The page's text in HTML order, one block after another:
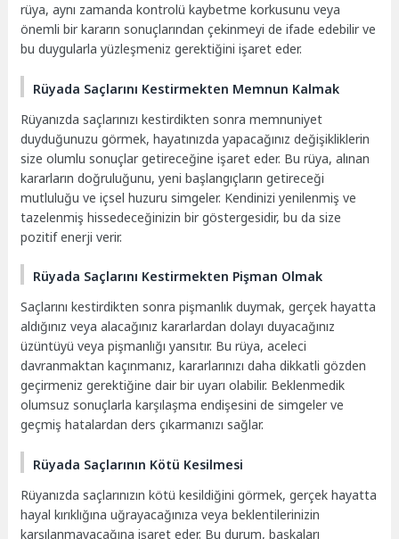
rüya, aynı zamanda kontrolü kaybetme korkusunu veya
önemli bir kararın sonuçlarından çekinmeyi de ifade edebilir ve
bu duygularla yüzleşmeniz gerektiğini işaret eder.
Rüyada Saçlarını Kestirmekten Memnun Kalmak
Rüyanızda saçlarınızı kestirdikten sonra memnuniyet
duyduğunuzu görmek, hayatınızda yapacağınız değişikliklerin
size olumlu sonuçlar getireceğine işaret eder. Bu rüya, alınan
kararların doğruluğunu, yeni başlangıçların getireceği
mutluluğu ve içsel huzuru simgeler. Kendinizi yenilenmiş ve
tazelenmiş hissedeceğinizin bir göstergesidir, bu da size
pozitif enerji verir.
Rüyada Saçlarını Kestirmekten Pişman Olmak
Saçlarını kestirdikten sonra pişmanlık duymak, gerçek hayatta
aldığınız veya alacağınız kararlardan dolayı duyacağınız
üzüntüyü veya pişmanlığı yansıtır. Bu rüya, aceleci
davranmaktan kaçınmanız, kararlarınızı daha dikkatli gözden
geçirmeniz gerektiğine dair bir uyarı olabilir. Beklenmedik
olumsuz sonuçlarla karşılaşma endişesini de simgeler ve
geçmiş hatalardan ders çıkarmanızı sağlar.
Rüyada Saçlarının Kötü Kesilmesi
Rüyanızda saçlarınızın kötü kesildiğini görmek, gerçek hayatta
hayal kırıklığına uğrayacağınıza veya beklentilerinizin
karşılanmayacağına işaret eder. Bu durum, başkaları